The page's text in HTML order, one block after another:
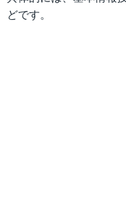
どです。